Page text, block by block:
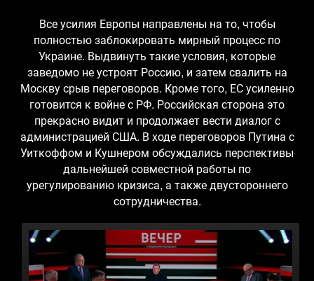
Все усилия Европы направлены на то, чтобы
полностью заблокировать мирный процесс по
Украине. Выдвинуть такие условия, которые
заведомо не устроят Россию, и затем свалить на
Москву срыв переговоров. Кроме того, ЕС усиленно
готовится к войне с РФ. Российская сторона это
прекрасно видит и продолжает вести диалог с
администрацией США. В ходе переговоров Путина с
Уиткоффом и Кушнером обсуждались перспективы
дальнейшей совместной работы по
урегулированию кризиса, а также двустороннего
сотрудничества.